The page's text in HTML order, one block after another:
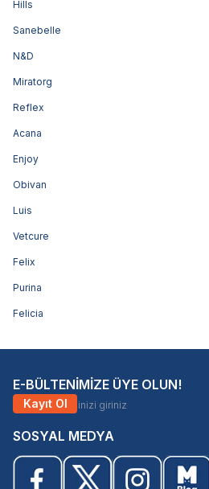
Hills
Sanebelle
N&D
Miratorg
Reflex
Acana
Enjoy
Obivan
Luis
Vetcure
Felix
Purina
Felicia
E-BÜLTENİMİZE ÜYE OLUN!
Kayıt Ol
SOSYAL MEDYA